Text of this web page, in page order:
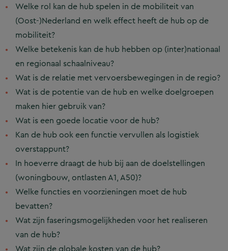
Welke rol kan de hub spelen in de mobiliteit van
(Oost-)Nederland en welk effect heeft de hub op de
mobiliteit?
Welke betekenis kan de hub hebben op (inter)nationaal
en regionaal schaalniveau?
Wat is de relatie met vervoersbewegingen in de regio?
Wat is de potentie van de hub en welke doelgroepen
maken hier gebruik van?
Wat is een goede locatie voor de hub?
Kan de hub ook een functie vervullen als logistiek
overstappunt?
In hoeverre draagt de hub bij aan de doelstellingen
(woningbouw, ontlasten A1, A50)?
Welke functies en voorzieningen moet de hub
bevatten?
Wat zijn faseringsmogelijkheden voor het realiseren
van de hub?